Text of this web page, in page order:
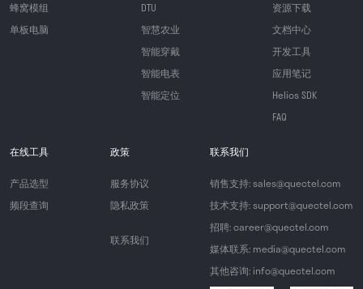
蜂窝模组
单板电脑
DTU
智慧农业
智能穿戴
智能电表
智能定位
资源下载
文档中心
开发工具
应用笔记
Helios SDK
FAQ
在线工具
产品选型
频段查询
政策
服务协议
隐私政策
联系我们
联系我们
销售支持: sales@quectel.com
技术支持: support@quectel.com
招聘: career@quectel.com
媒体联系: media@quectel.com
其他咨询: info@quectel.com